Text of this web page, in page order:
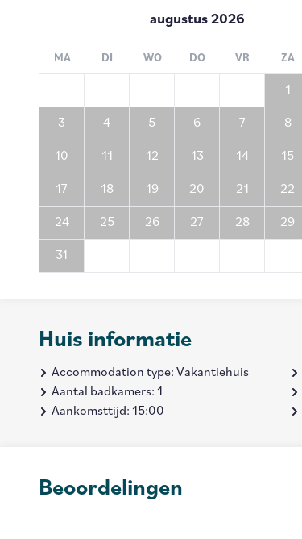
augustus 2026
MA DI WO DO VR ZA
1
3 4 5 6 7 8
10 11 12 13 14 15
17 18 19 20 21 22
24 25 26 27 28 29
31
Huis informatie
Accommodation type: Vakantiehuis
Aantal badkamers: 1
Aankomsttijd: 15:00
Beoordelingen